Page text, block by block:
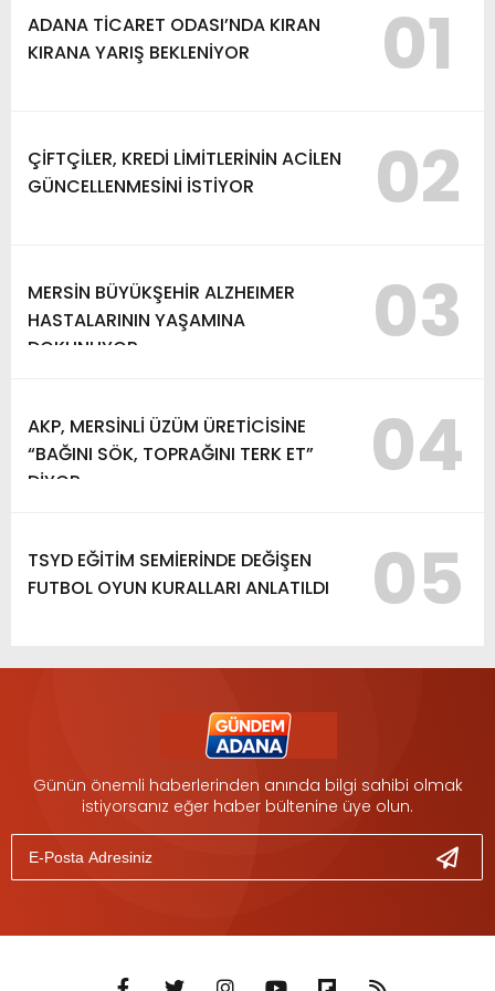
ADANA TİCARET ODASI’NDA KIRAN
KIRANA YARIŞ BEKLENİYOR
01
ÇİFTÇİLER, KREDİ LİMİTLERİNİN ACİLEN
GÜNCELLENMESİNİ İSTİYOR
02
MERSİN BÜYÜKŞEHİR ALZHEIMER
HASTALARININ YAŞAMINA
DOKUNUYOR
03
AKP, MERSİNLİ ÜZÜM ÜRETİCİSİNE
“BAĞINI SÖK, TOPRAĞINI TERK ET”
DİYOR
04
TSYD EĞİTİM SEMİERİNDE DEĞİŞEN
FUTBOL OYUN KURALLARI ANLATILDI
05
Günün önemli haberlerinden anında bilgi sahibi olmak
istiyorsanız eğer haber bültenine üye olun.